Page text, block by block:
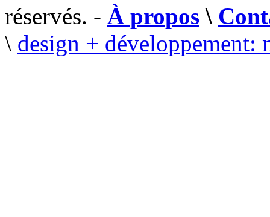
réservés. - À propos \
\ design + développement: